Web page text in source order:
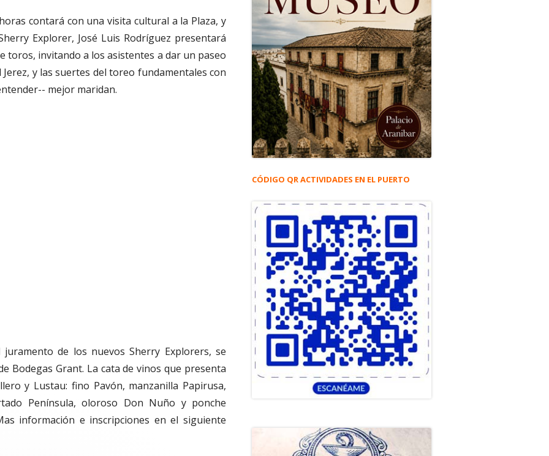
contará con una visita cultural a la Plaza, y
Explorer, José Luis Rodríguez presentará
toros, invitando a los asistentes a dar un paseo
y las suertes del toreo fundamentales con
mejor maridan.
de los nuevos Sherry Explorers, se
Bodegas Grant. La cata de vinos que presenta
y Lustau: fino Pavón, manzanilla Papirusa,
Península, oloroso Don Nuño y ponche
información e inscripciones en el siguiente
CÓDIGO QR ACTIVIDADES EN EL PUERTO